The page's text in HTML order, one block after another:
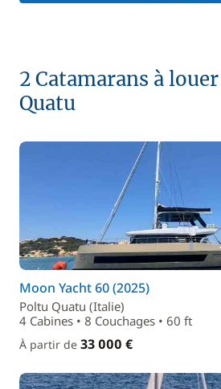
2 Catamarans à
Quatu
Moon Yacht 60 (2025)
Poltu Quatu (Italie)
4 Cabines • 8 Couchages • 60 ft
À partir de 33 000 €